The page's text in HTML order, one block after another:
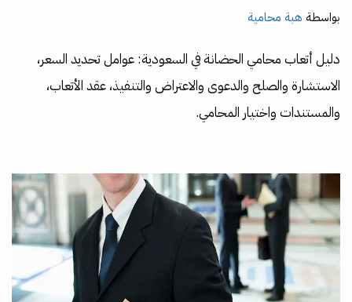
بواسطة هبة محامية
دليل أتعاب محامي الحضانة في السعودية: عوامل تحديد السعر،
الاستشارة والصلح والدعوى والاعتراض والتنفيذ، عقد الأتعاب،
والمستندات واختيار المحامي.